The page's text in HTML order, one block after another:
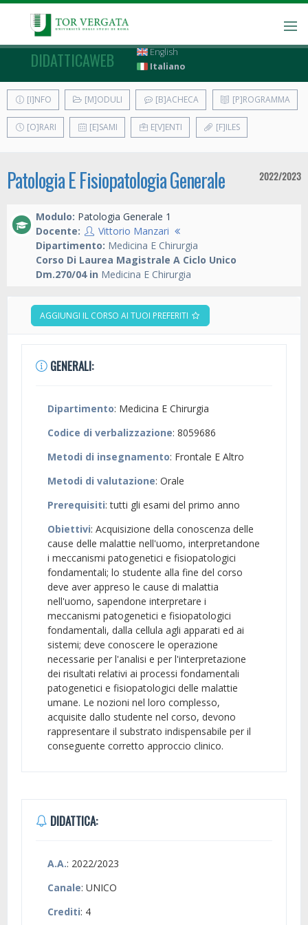
DIDATTICAWEB
English
Italiano
[I]NFO [M]ODULI [B]ACHECA [P]ROGRAMMA
[O]RARI [E]SAMI E[V]ENTI [F]ILES
Patologia E Fisiopatologia Generale 2022/2023
Modulo: Patologia Generale 1
Docente:
Vittorio Manzari
Dipartimento: Medicina E Chirurgia
Corso Di Laurea Magistrale A Ciclo Unico
Dm.270/04 in Medicina E Chirurgia
AGGIUNGI IL CORSO AI TUOI PREFERITI
GENERALI:
Dipartimento: Medicina E Chirurgia
Codice di verbalizzazione: 8059686
Metodi di insegnamento: Frontale E Altro
Metodi di valutazione: Orale
Prerequisiti: tutti gli esami del primo anno
Obiettivi: Acquisizione della conoscenza delle
cause delle malattie nell'uomo, interpretandone
i meccanismi patogenetici e fisiopatologici
fondamentali; lo studente alla fine del corso
deve aver appreso le cause di malattia
nell'uomo, sapendone interpretare i
meccanismi patogenetici e fisiopatologici
fondamentali, dalla cellula agli apparati ed ai
sistemi; deve conoscere le operazione
necessarie per l'analisi e per l'interpretazione
dei risultati relativi ai processi fondamentali
patogenetici e fisiopatologici delle malattie
umane. Le nozioni nel loro complesso,
acquisite dallo studente nel corso, devono
rappresentare il substrato indispensabile per il
conseguente corretto approccio clinico.
DIDATTICA:
A.A.: 2022/2023
Canale: UNICO
Crediti: 4